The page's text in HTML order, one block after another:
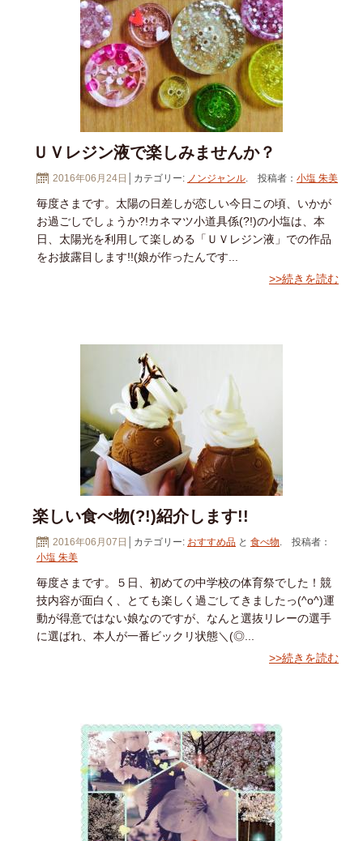
ＵＶレジン液で楽しみませんか？
2016年06月24日 │カテゴリー: ノンジャンル. 投稿者： 小塩 朱美
毎度さまです。太陽の日差しが恋しい今日この頃、いかが
お過ごしでしょうか?!カネマツ小道具係(?!)の小塩は、本
日、太陽光を利用して楽しめる「ＵＶレジン液」での作品
をお披露目します!!(娘が作ったんです...
>>続きを読む
楽しい食べ物(?!)紹介します!!
2016年06月07日 │カテゴリー: おすすめ品 と 食べ物. 投稿者：
小塩 朱美
毎度さまです。５日、初めての中学校の体育祭でした！競
技内容が面白く、とても楽しく過ごしてきましたっ(^o^)運
動が得意ではない娘なのですが、なんと選抜リレーの選手
に選ばれ、本人が一番ビックリ状態＼(◎...
>>続きを読む